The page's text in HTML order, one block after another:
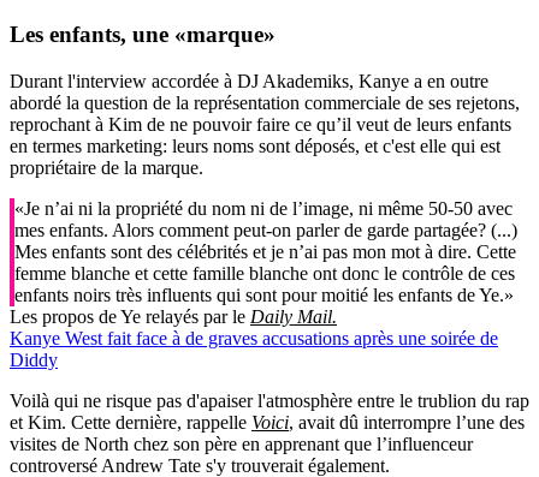
Les enfants, une «marque»
Durant l'interview accordée à DJ Akademiks, Kanye a en outre
abordé la question de la représentation commerciale de ses rejetons,
reprochant à Kim de ne pouvoir faire ce qu’il veut de leurs enfants
en termes marketing: leurs noms sont déposés, et c'est elle qui est
propriétaire de la marque.
«Je n’ai ni la propriété du nom ni de l’image, ni même 50-50 avec
mes enfants. Alors comment peut-on parler de garde partagée? (...)
Mes enfants sont des célébrités et je n’ai pas mon mot à dire. Cette
femme blanche et cette famille blanche ont donc le contrôle de ces
enfants noirs très influents qui sont pour moitié les enfants de Ye.»
Les propos de Ye relayés par le Daily Mail.
Kanye West fait face à de graves accusations après une soirée de
Diddy
Voilà qui ne risque pas d'apaiser l'atmosphère entre le trublion du rap
et Kim. Cette dernière, rappelle Voici, avait dû interrompre l’une des
visites de North chez son père en apprenant que l’influenceur
controversé Andrew Tate s'y trouverait également.